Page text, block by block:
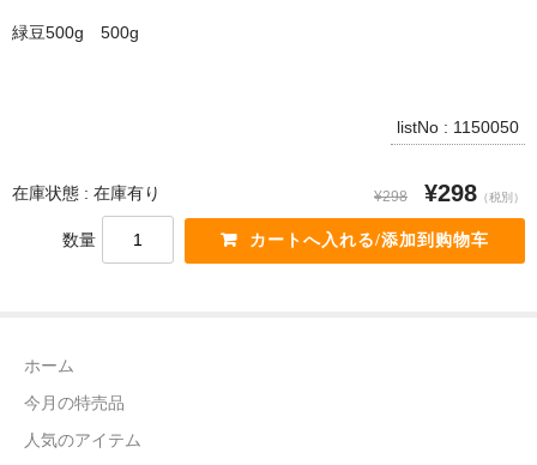
酒類
ピータン・塩漬け卵
電話カード
日本語
緑豆500g 500g
listNo : 1150050
在庫状態 : 在庫有り ¥298 ¥298 （税別）
数量
ホーム
今月の特売品
人気のアイテム